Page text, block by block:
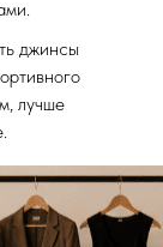
джинсы
лучше